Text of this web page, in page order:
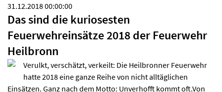
31.12.2018 00:00:00
Das sind die kuriosesten
Feuerwehreinsätze 2018 der Feuerwehr
Heilbronn
Verulkt, verschätzt, verkeilt: Die Heilbronner Feuerwehr
hatte 2018 eine ganze Reihe von nicht alltäglichen
Einsätzen. Ganz nach dem Motto: Unverhofft kommt oft.Von